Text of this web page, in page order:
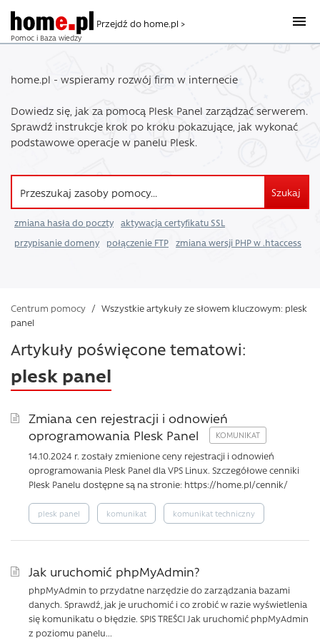
Pomoc i Baza wiedzy
Przejdź do home.pl >
home.pl - wspieramy rozwój firm w internecie
Dowiedz się, jak za pomocą Plesk Panel zarządzać serwerem.
Sprawdź instrukcje krok po kroku pokazujące, jak wykonać
podstawowe operacje w panelu Plesk.
Szukaj
zmiana hasła do poczty
aktywacja certyfikatu SSL
przypisanie domeny
połączenie FTP zmiana wersji PHP w .htaccess
Centrum pomocy / Wszystkie artykuły ze słowem kluczowym: plesk
panel
Artykuły poświęcone tematowi:
plesk panel
Zmiana cen rejestracji i odnowień
oprogramowania Plesk Panel
14.10.2024 r. zostały zmienione ceny rejestracji i odnowień
oprogramowania Plesk Panel dla VPS Linux. Szczegółowe cenniki
Plesk Panelu dostępne są na stronie: https://home.pl/cennik/
plesk panel komunikat komunikat techniczny
Jak uruchomić phpMyAdmin?
phpMyAdmin to przydatne narzędzie do zarządzania bazami
danych. Sprawdź, jak je uruchomić i co zrobić w razie wyświetlenia
się komunikatu o błędzie. SPIS TREŚCI Jak uruchomić phpMyAdmin
z poziomu panelu...